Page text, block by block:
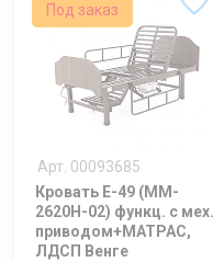
Под заказ
Арт. 00093685
Кровать E-49 (MM-
2620Н-02) функц. c мех.
приводом+МАТРАС,
ЛДСП Венге